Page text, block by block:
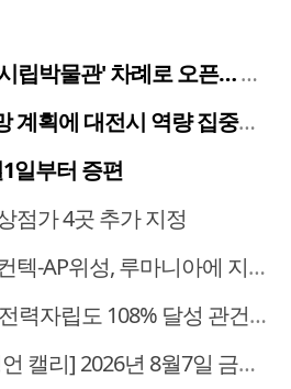
' 차례로 오픈… 고운동 정주여건 좋아진다
획에 대전시 역량 집중해야
일부터 증편
점가 4곳 추가 지정
위성, 루마니아에 지상국 시스템 전수
도 108% 달성 관건은 '주민 수용성'
캘리] 2026년 8월7일 금요일